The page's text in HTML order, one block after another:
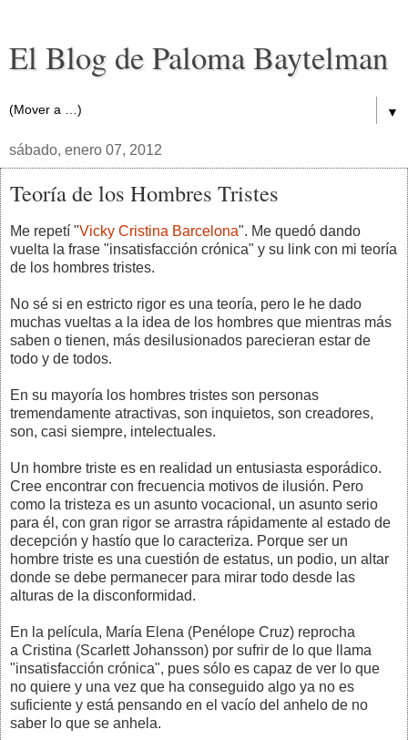
El Blog de Paloma Baytelman
▼
sábado, enero 07, 2012
Teoría de los Hombres Tristes
Me repetí "Vicky Cristina Barcelona". Me quedó dando
vuelta la frase "insatisfacción crónica" y su link con mi teoría
de los hombres tristes.
No sé si en estricto rigor es una teoría, pero le he dado
muchas vueltas a la idea de los hombres que mientras más
saben o tienen, más desilusionados parecieran estar de
todo y de todos.
En su mayoría los hombres tristes son personas
tremendamente atractivas, son inquietos, son creadores,
son, casi siempre, intelectuales.
Un hombre triste es en realidad un entusiasta esporádico.
Cree encontrar con frecuencia motivos de ilusión. Pero
como la tristeza es un asunto vocacional, un asunto serio
para él, con gran rigor se arrastra rápidamente al estado de
decepción y hastío que lo caracteriza. Porque ser un
hombre triste es una cuestión de estatus, un podio, un altar
donde se debe permanecer para mirar todo desde las
alturas de la disconformidad.
En la película, María Elena (Penélope Cruz) reprocha
a Cristina (Scarlett Johansson) por sufrir de lo que llama
"insatisfacción crónica", pues sólo es capaz de ver lo que
no quiere y una vez que ha conseguido algo ya no es
suficiente y está pensando en el vacío del anhelo de no
saber lo que se anhela.